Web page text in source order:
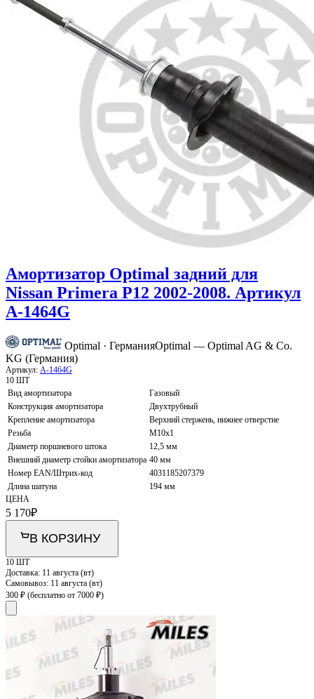
Амортизатор Optimal задний для
Nissan Primera P12 2002-2008. Артикул
A-1464G
Optimal · ГерманияOptimal — Optimal AG & Co.
KG (Германия)
Артикул: A-1464G
10 ШТ
Вид амортизатора
Газовый
Конструкция амортизатора
Двухтрубный
Крепление амортизатора
Верхний стержень, нижнее отверстие
Резьба
M10x1
Диаметр поршневого штока
12,5 мм
Внешний диаметр стойки амортизатора 40 мм
Номер EAN/Штрих-код
4031185207379
Длина шатуна
194 мм
ЦЕНА
5 170₽
В КОРЗИНУ
10 ШТ
Доставка: 11 августа (вт)
Самовывоз: 11 августа (вт)
300 ₽ (бесплатно от 7000 ₽)